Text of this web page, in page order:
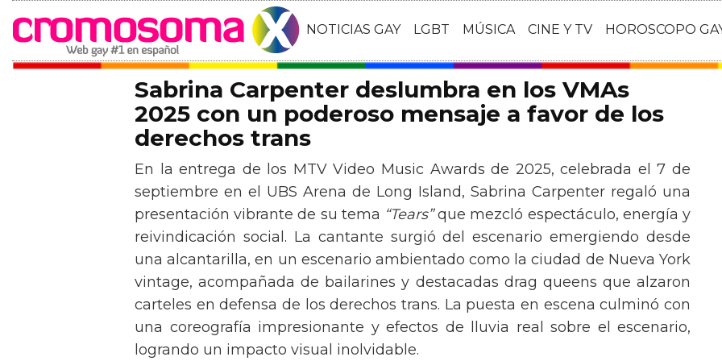
NOTICIAS GAY LGBT MÚSICA CINE Y TV HOROSCOPO
Sabrina Carpenter deslumbra en los VMAs
2025 con un poderoso mensaje a favor de los
derechos trans
En la entrega de los MTV Video Music Awards de 2025, celebrada el 7 de
septiembre en el UBS Arena de Long Island, Sabrina Carpenter regaló una
presentación vibrante de su tema “Tears”que mezcló espectáculo, energía y
reivindicación social. La cantante surgió del escenario emergiendo desde
una alcantarilla, en un escenario ambientado como la ciudad de Nueva York
vintage, acompañada de bailarines y destacadas drag queens que alzaron
carteles en defensa de los derechos trans. La puesta en escena culminó con
una coreografía impresionante y efectos de lluvia real sobre el escenario,
logrando un impacto visual inolvidable.